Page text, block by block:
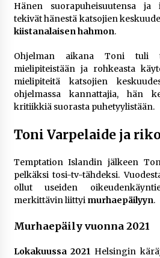
Hänen suorapuheisuutensa ja
tekivät hänestä katsojien
kiistanalaisen hahmon.
Ohjelman aikana Toni tuli
mielipiteistään ja rohkeasta
mielipiteitä katsojien
ohjelmassa kannattajia, hän
kritiikkiä suorasta puhetyylistään.
Toni Varpelaide ja
Temptation Islandin jälkeen
pelkäksi tosi-tv-tähdeksi.
ollut useiden
merkittävin liittyi murhaepäilyyn.
Murhaepäily vuonna 2021
Lokakuussa 2021 Helsingin